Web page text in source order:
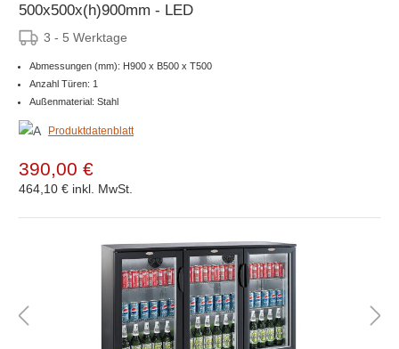
500x500x(h)900mm - LED
3 - 5 Werktage
Abmessungen (mm): H900 x B500 x T500
Anzahl Türen: 1
Außenmaterial: Stahl
Produktdatenblatt
390,00 €
464,10 € inkl. MwSt.